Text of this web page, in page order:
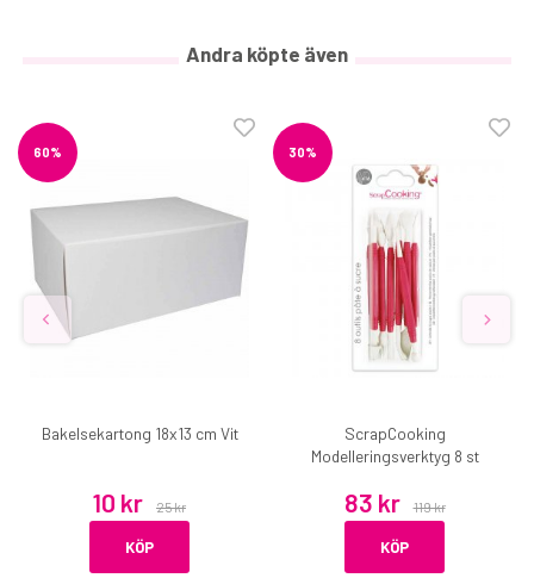
Andra köpte även
60%
Bakelsekartong 18x13 cm Vit
10 kr 25 kr
KÖP
30%
ScrapCooking
Modelleringsverktyg 8 st
83 kr 119 kr
KÖP